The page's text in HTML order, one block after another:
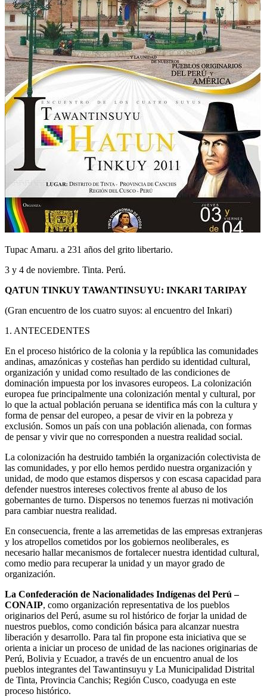
Tupac Amaru. a 231 años del grito libertario.
3 y 4 de noviembre. Tinta. Perú.
QATUN TINKUY TAWANTINSUYU: INKARI TARIPAY
(Gran encuentro de los cuatro suyos: al encuentro del Inkari)
1. ANTECEDENTES
En el proceso histórico de la colonia y la república las comunidades
andinas, amazónicas y costeñas han perdido su identidad cultural,
organización y unidad como resultado de las condiciones de
dominación impuesta por los invasores europeos. La colonización
europea fue principalmente una colonización mental y cultural, por
lo que la actual población peruana se identifica más con la cultura y
forma de pensar del europeo, a pesar de vivir en la pobreza y
exclusión. Somos un país con una población alienada, con formas
de pensar y vivir que no corresponden a nuestra realidad social.
La colonización ha destruido también la organización colectivista de
las comunidades, y por ello hemos perdido nuestra organización y
unidad, de modo que estamos dispersos y con escasa capacidad para
defender nuestros intereses colectivos frente al abuso de los
gobernantes de turno. Dispersos no tenemos fuerzas ni motivación
para cambiar nuestra realidad.
En consecuencia, frente a las arremetidas de las empresas extranjeras
y los atropellos cometidos por los gobiernos neoliberales, es
necesario hallar mecanismos de fortalecer nuestra identidad cultural,
como medio para recuperar la unidad y un mayor grado de
organización.
La Confederación de Nacionalidades Indígenas del Perú –
CONAIP, como organización representativa de los pueblos
originarios del Perú, asume su rol histórico de forjar la unidad de
nuestros pueblos, como condición básica para alcanzar nuestra
liberación y desarrollo. Para tal fin propone esta iniciativa que se
orienta a iniciar un proceso de unidad de las naciones originarias de
Perú, Bolivia y Ecuador, a través de un encuentro anual de los
pueblos integrantes del Tawantinsuyu y La Municipalidad Distrital
de Tinta, Provincia Canchis; Región Cusco, coadyuga en este
proceso histórico.